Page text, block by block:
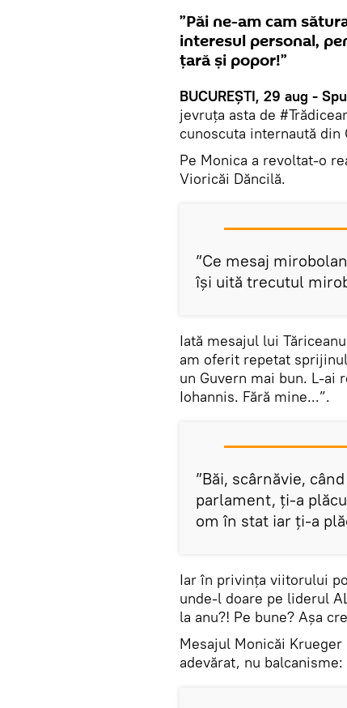
”Păi ne-am cam
interesul personal,
țară și popor!”
BUCUREȘTI, 29 aug -
jevruța asta de
cunoscuta internaută din
Pe Monica a revoltat-o
Vioricăi Dăncilă.
”Ce mesaj
își uită trecutul
Iată mesajul lui
am oferit repetat
un Guvern mai bun. L-ai
Iohannis. Fără mine...”.
”Băi, scârnăvie,
parlament, ți-a
om în stat iar ți-a
Iar în privința viitorului
unde-l doare pe liderul
la anu?! Pe bune? Așa
Mesajul Monicăi
adevărat, nu balcanisme: